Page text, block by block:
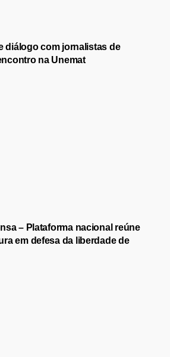
diálogo com jornalistas de
na Unemat
– Plataforma nacional reúne
em defesa da liberdade de